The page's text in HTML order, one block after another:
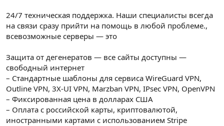
24/7 техническая поддержка. Наши специалисты всегда
на связи сразу прийти на помощь в любой проблеме.,
всевозможные серверы — это
Защита от дегенератов — все сайты доступны —
свободный интернет
– Стандартные шаблоны для сервиса WireGuard VPN,
Outline VPN, 3X-UI VPN, Marzban VPN, IPsec VPN, OpenVPN
– Фиксированная цена в долларах США
– Оплата с российской карты, криптовалютой,
иностранными картами с использованием Stripe